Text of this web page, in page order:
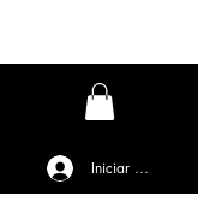
Iniciar sesión